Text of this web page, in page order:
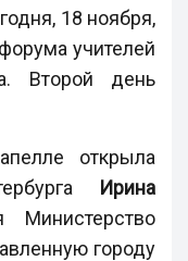
18 ноября,
учителей
Второй день
открыла
Ирина
Министерство
городу